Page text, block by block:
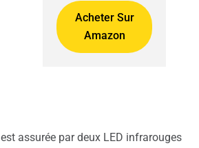
Acheter Sur
Amazon
est assurée par deux LED infrarouges